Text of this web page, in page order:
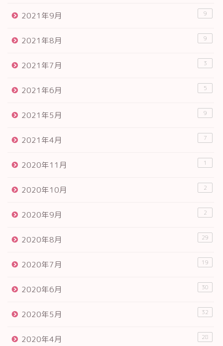
2021年9月 9
2021年8月 9
2021年7月 3
2021年6月 5
2021年5月 9
2021年4月 7
2020年11月 1
2020年10月 2
2020年9月 2
2020年8月 29
2020年7月 19
2020年6月 30
2020年5月 32
2020年4月 28